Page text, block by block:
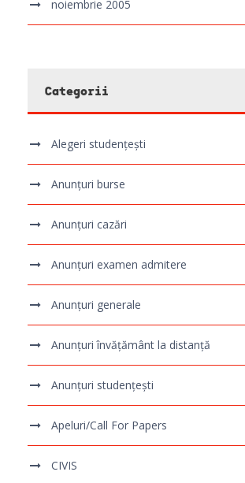
noiembrie 2005
Categorii
Alegeri studențești
Anunțuri burse
Anunțuri cazări
Anunțuri examen admitere
Anunțuri generale
Anunțuri învățământ la distanță
Anunțuri studențești
Apeluri/Call For Papers
CIVIS